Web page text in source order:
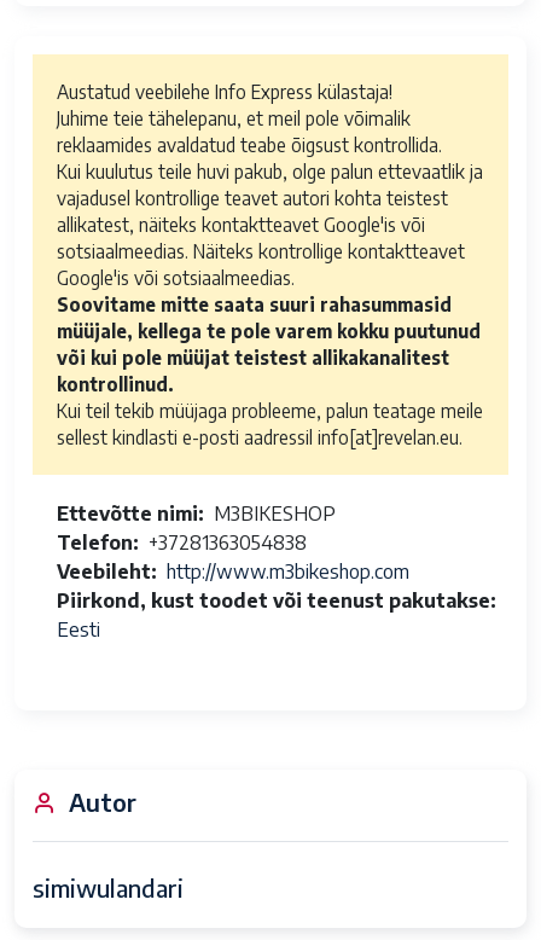
Austatud veebilehe Info Express külastaja!
Juhime teie tähelepanu, et meil pole võimalik
reklaamides avaldatud teabe õigsust kontrollida.
Kui kuulutus teile huvi pakub, olge palun ettevaatlik ja
vajadusel kontrollige teavet autori kohta teistest
allikatest, näiteks kontaktteavet Google'is või
sotsiaalmeedias. Näiteks kontrollige kontaktteavet
Google'is või sotsiaalmeedias.
Soovitame mitte saata suuri rahasummasid
müüjale, kellega te pole varem kokku puutunud
või kui pole müüjat teistest allikakanalitest
kontrollinud.
Kui teil tekib müüjaga probleeme, palun teatage meile
sellest kindlasti e-posti aadressil info[at]revelan.eu.
Ettevõtte nimi
M3BIKESHOP
Telefon
+37281363054838
Veebileht
http://www.m3bikeshop.com
Piirkond, kust toodet või teenust pakutakse
Eesti
Autor
simiwulandari